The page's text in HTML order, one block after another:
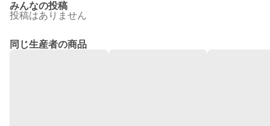
みんなの投稿
投稿はありません
同じ生産者の商品